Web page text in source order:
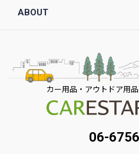
ABOUT
カー用品・アウトドア用品
06-